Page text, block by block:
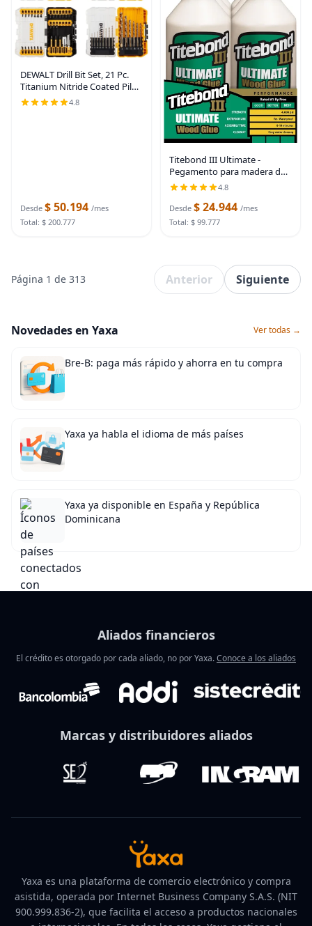
DEWALT Drill Bit Set, 21 Pc.
Titanium Nitride Coated Pilot
Point DEWALT Bit Set with
Case for Wood, Metal and
4.8
Desde $ 50.194 /mes
Total: $ 200.777
Titebond III Ultimate -
Pegamento para madera de
32 onzas (paquete de 6) –
carpintería premium,
impermeable, fuerte
4.8
Desde $ 24.944 /mes
Total: $ 99.777
Página 1 de 313 Anterior Siguiente
Novedades en Yaxa Ver todas →
Bre-B: paga más rápido y ahorra en tu compra
Yaxa ya habla el idioma de más países
Yaxa ya disponible en España y República
Dominicana
Aliados financieros
El crédito es otorgado por cada aliado, no por Yaxa.Conoce a los aliados
Marcas y distribuidores aliados
Yaxa es una plataforma de comercio electrónico y compra
asistida, operada por Internet Business Company S.A.S. (NIT
900.999.836-2), que facilita el acceso a productos nacionales